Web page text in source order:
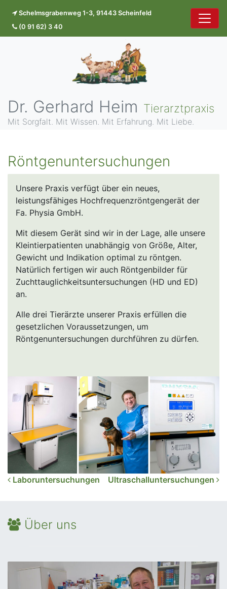
Schelmsgrabenweg 1-3, 91443 Scheinfeld
(0 91 62) 3 40
Dr. Gerhard Heim Tierarztpraxis
Mit Sorgfalt. Mit Wissen. Mit Erfahrung. Mit Liebe.
Röntgenuntersuchungen
Unsere Praxis verfügt über ein neues,
leistungsfähiges Hochfrequenzröntgengerät der
Fa. Physia GmbH.
Mit diesem Gerät sind wir in der Lage, alle unsere
Kleintierpatienten unabhängig von Größe, Alter,
Gewicht und Indikation optimal zu röntgen.
Natürlich fertigen wir auch Röntgenbilder für
Zuchttauglichkeitsuntersuchungen (HD und ED)
an.
Alle drei Tierärzte unserer Praxis erfüllen die
gesetzlichen Voraussetzungen, um
Röntgenuntersuchungen durchführen zu dürfen.
Beitrags-Navigation
Laboruntersuchungen Ultraschalluntersuchungen
Über uns